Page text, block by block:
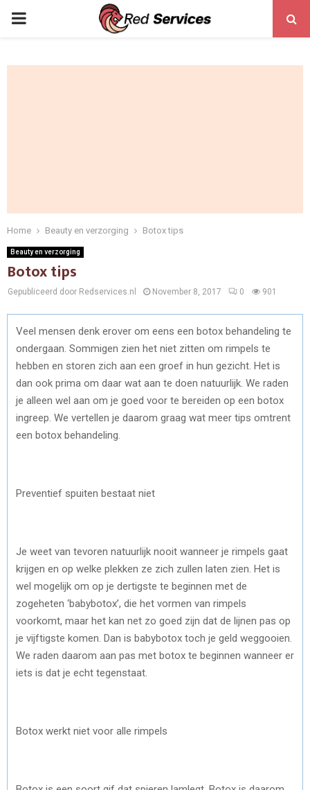
PRIMARY
Home Beauty en verzorging Botox tips
Beauty en verzorging
Botox tips
Gepubliceerd door Redservices.nl November 8, 2017 0 901
Veel mensen denk erover om eens een botox behandeling te
ondergaan. Sommigen zien het niet zitten om rimpels te
hebben en storen zich aan een groef in hun gezicht. Het is
dan ook prima om daar wat aan te doen natuurlijk. We raden
je alleen wel aan om je goed voor te bereiden op een botox
ingreep. We vertellen je daarom graag wat meer tips omtrent
een botox behandeling.
Preventief spuiten bestaat niet
Je weet van tevoren natuurlijk nooit wanneer je rimpels gaat
krijgen en op welke plekken ze zich zullen laten zien. Het is
wel mogelijk om op je dertigste te beginnen met de
zogeheten ‘babybotox’, die het vormen van rimpels
voorkomt, maar het kan net zo goed zijn dat de lijnen pas op
je vijftigste komen. Dan is babybotox toch je geld weggooien.
We raden daarom aan pas met botox te beginnen wanneer er
iets is dat je echt tegenstaat.
Botox werkt niet voor alle rimpels